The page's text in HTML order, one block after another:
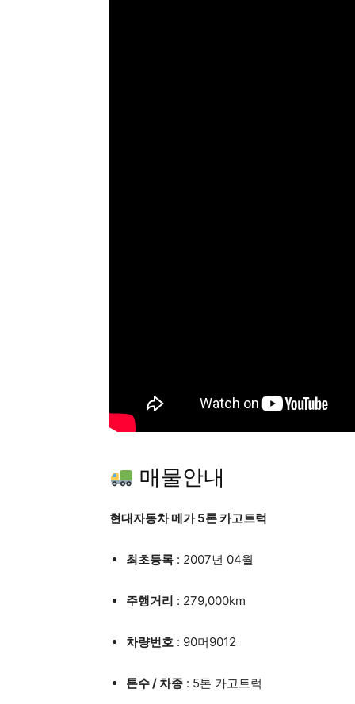
매물안내
현대자동차메가 5톤 카고트럭
최초등록 : 2007년 04월
주행거리 : 279,000km
차량번호 : 90머9012
톤수 / 차종 : 5톤 카고트럭